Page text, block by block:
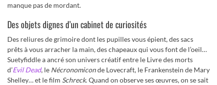
manque pas de mordant.
Des objets dignes d’un cabinet de curiosités
Des reliures de grimoire dont les pupilles vous épient, des sacs
prêts à vous arracher la main, des chapeaux qui vous font de l’oeil…
Suetyfiddle a ancré son univers créatif entre le Livre des morts
d’Evil Dead, le Nécronomiconde Lovecraft, le Frankenstein de Mary
Shelley… et le film Schreck. Quand on observe ses œuvres, on se sait